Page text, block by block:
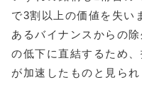
で3割以上の価値を失い
あるバイナンスからの
の低下に直結するため
が加速したものと見られ